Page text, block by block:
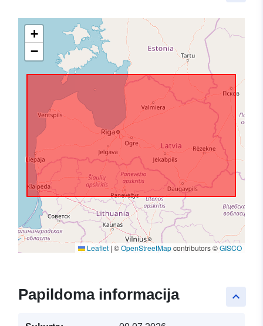
+
−
Leaflet | ©OpenStreetMapcontributors ©GISCO
keyboard_arrow_up
Papildoma informacija